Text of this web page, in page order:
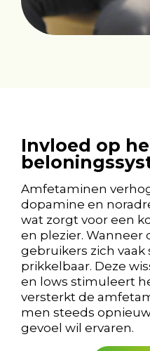
Invloed op
Amfetaminen
dopamine en
wat zorgt voor een
en plezier. Wanneer
gebruikers zich
prikkelbaar. Deze
en lows stimuleert
versterkt de
men steeds
gevoel wil ervaren.